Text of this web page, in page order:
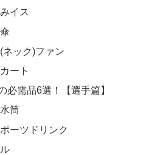
イス
ック)ファン
ート
必需品6選！【選手篇】
筒
ーツドリンク